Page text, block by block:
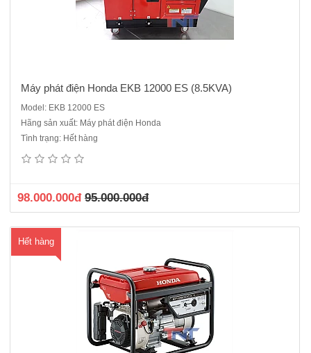
Máy phát điện Honda EKB 12000 ES (8.5KVA)
Model: EKB 12000 ES
Hãng sản xuất: Máy phát điện Honda
Tình trạng: Hết hàng
98.000.000đ 95.000.000đ
Hết hàng
Máy phát điện 1 pha - chạy xăngKiểu động cơ: GP160H, 4 thì, 1 xi
KvaCông suất liên tục: 2.0 KVASuất tiêu hao nhiên liệu: